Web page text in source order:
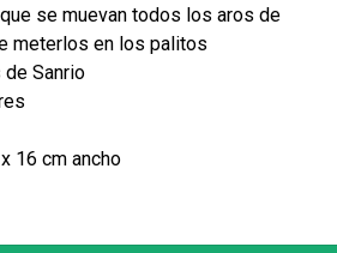
se muevan todos los aros de
meterlos en los palitos
Sanrio
16 cm ancho